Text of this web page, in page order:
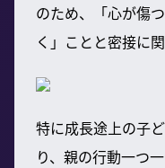
のため、「心が傷
く」ことと密接に
特に成長途上の子
り、親の行動一つ